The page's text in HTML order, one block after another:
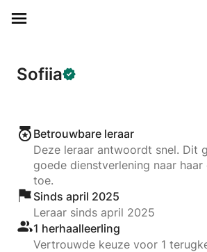
Sofiia
Betrouwbare leraar
Deze leraar antwoordt snel. Dit
goede dienstverlening naar
toe.
Sinds april 2025
Leraar sinds april 2025
1 herhaalleerling
Vertrouwde keuze voor 1